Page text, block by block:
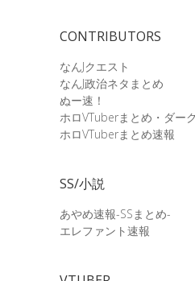
CONTRIBUTORS
なんJクエスト
なんJ政治ネタまとめ
ぬー速！
ホロVTuberまとめ・ダー
ホロVTuberまとめ速報
SS/小説
あやめ速報-SSまとめ-
エレファント速報